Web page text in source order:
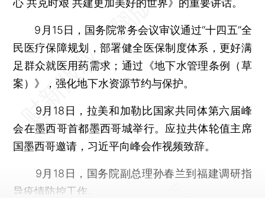
心 共克时艰 共建更加美好的世界》的重要讲话。
9月15日，国务院常务会议审议通过“十四五”全
民医疗保障规划，部署健全医保制度体系，更好满
足群众就医用药需求；通过《地下水管理条例（草
案）》，强化地下水资源节约与保护。
9月18日，拉美和加勒比国家共同体第六届峰
会在墨西哥首都墨西哥城举行。应拉共体轮值主席
国墨西哥邀请，习近平向峰会作视频致辞。
9月18日，国务院副总理孙春兰到福建调研指
导疫情防控工作。